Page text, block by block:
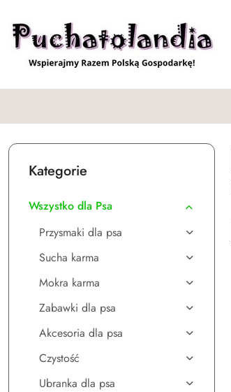
Kategorie
Wszystko dla Psa
Przysmaki dla psa
Sucha karma
Mokra karma
Zabawki dla psa
Akcesoria dla psa
Czystość
Ubranka dla psa